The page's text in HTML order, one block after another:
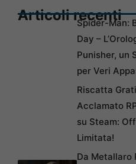
Articoli recenti
Spider-Man:
Day –
Punisher, un
per Veri
Riscatta
Acclamato
su Steam:
Limitata!
Da Metallaro